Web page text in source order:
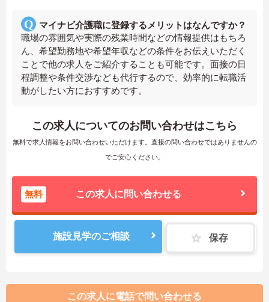
マイナビ介護職に登録するメリットはなんですか？
職場の雰囲気や実際の残業時間などの情報提供はもちろ
ん、希望勤務地や希望年収などの条件をお伝えいただく
ことで他の求人をご紹介することも可能です。面接の日
程調整や条件交渉なども代行するので、効率的に転職活
動がしたい方におすすめです。
この求人についてのお問い合わせはこちら
無料で求人情報をお問い合わせいただけます。直接の問い合わせではありませんの
でご安心ください。
無料 この求人に問い合わせる
施設見学のご相談 保存
この求人に電話で問い合わせる